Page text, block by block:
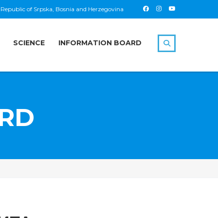
of Srpska, Bosnia and Herzegovina
SCIENCE INFORMATION BOARD